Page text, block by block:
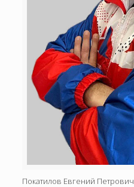
Покатилов Евгений Петрович